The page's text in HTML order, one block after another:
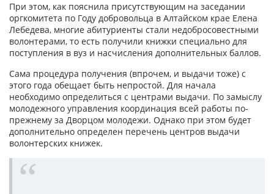
При этом, как пояснила присутствующим на заседании
оргкомитета по Году добровольца в Алтайском крае Елена
Лебедева, многие абитуриенты стали недобросовестными
волонтерами, то есть получили книжки специально для
поступления в вуз и насчисления дополнительных баллов.
Сама процедура получения (впрочем, и выдачи тоже) с
этого года обещает быть непростой. Для начала
необходимо определиться с центрами выдачи. По замыслу
молодежного управления координация всей работы по-
прежнему за Дворцом молодежи. Однако при этом будет
дополнительно определен перечень центров выдачи
волонтерских книжек.